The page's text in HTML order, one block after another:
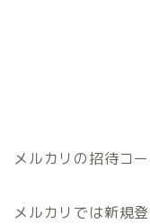
メルカリの招待コー
メルカリでは新規